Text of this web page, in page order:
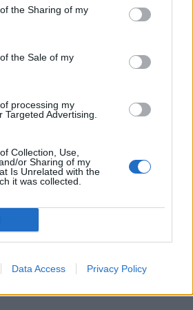
the Sharing of my
the Sale of my
processing my
Targeted Advertising.
Collection, Use,
or Sharing of my
Is Unrelated with the
it was collected.
Data Access Privacy Policy